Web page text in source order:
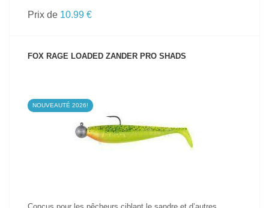
Prix de 10.99 €
FOX RAGE LOADED ZANDER PRO SHADS
NOUVEAUTÉ 2026!
VOIR LE PRODUIT